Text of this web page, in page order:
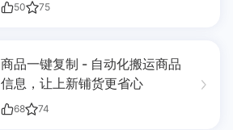
50 75
商品一键复制 - 自动化搬运商品
信息，让上新铺货更省心
68 74